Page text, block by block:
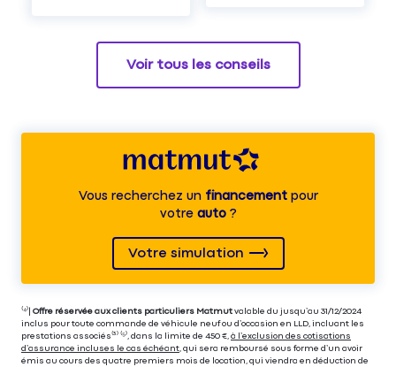
Voir tous les conseils
Vous recherchez unfinancementpour
votre auto?
Votre simulation
⁽⁴⁾| Offre réservée aux clients particuliers Matmut valable du jusqu’au 31/12/2024
inclus pour toute commande de véhicule neuf ou d’occasion en LLD, incluant les
prestations associés⁽³⁾ ⁽⁵⁾, dans la limite de 450 €, à l’exclusion des cotisations
d’assurance incluses le cas échéant, qui sera remboursé sous forme d’un avoir
émis au cours des quatre premiers mois de location, qui viendra en déduction de